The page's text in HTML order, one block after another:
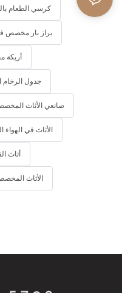
كرسي الطعام
براز بار مخصص
أريكة
جدول
صانعي الأثاث
الأثاث في
أثاث
الأثاث